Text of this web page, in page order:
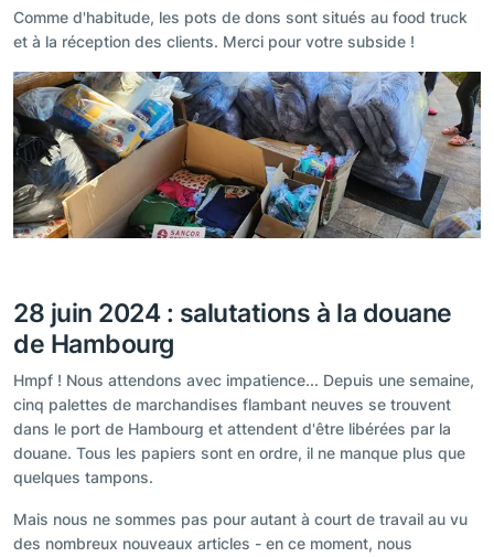
Comme d'habitude, les pots de dons sont situés au food truck
et à la réception des clients. Merci pour votre subside !
28 juin 2024 : salutations à la douane
de Hambourg
Hmpf ! Nous attendons avec impatience... Depuis une semaine,
cinq palettes de marchandises flambant neuves se trouvent
dans le port de Hambourg et attendent d'être libérées par la
douane. Tous les papiers sont en ordre, il ne manque plus que
quelques tampons.
Mais nous ne sommes pas pour autant à court de travail au vu
des nombreux nouveaux articles - en ce moment, nous